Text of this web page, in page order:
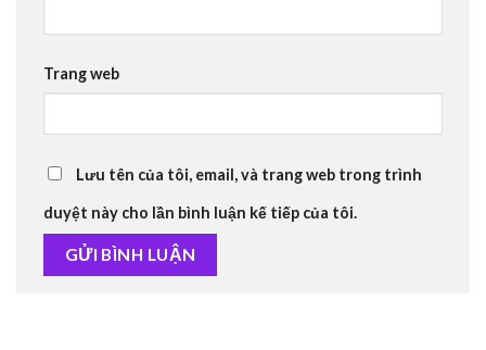
Trang web
Lưu tên của tôi, email, và trang web trong trình
duyệt này cho lần bình luận kế tiếp của tôi.